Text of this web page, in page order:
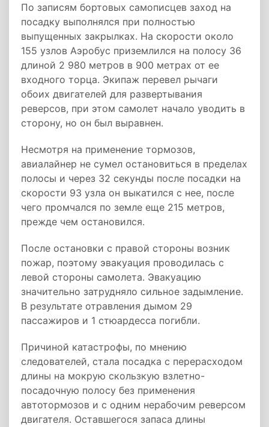
По записям бортовых самописцев заход на
посадку выполнялся при полностью
выпущенных закрылках. На скорости около
155 узлов Аэробус приземлился на полосу 36
длиной 2 980 метров в 900 метрах от ее
входного торца. Экипаж перевел рычаги
обоих двигателей для развертывания
реверсов, при этом самолет начало уводить в
сторону, но он был выравнен.
Несмотря на применение тормозов,
авиалайнер не сумел остановиться в пределах
полосы и через 32 секунды после посадки на
скорости 93 узла он выкатился с нее, после
чего промчался по земле еще 215 метров,
прежде чем остановился.
После остановки с правой стороны возник
пожар, поэтому эвакуация проводилась с
левой стороны самолета. Эвакуацию
значительно затрудняло сильное задымление.
В результате отравления дымом 29
пассажиров и 1 стюардесса погибли.
Причиной катастрофы, по мнению
следователей, стала посадка с перерасходом
длины на мокрую скользкую взлетно-
посадочную полосу без применения
автотормозов и с одним нерабочим реверсом
двигателя. Оставшегося запаса длины